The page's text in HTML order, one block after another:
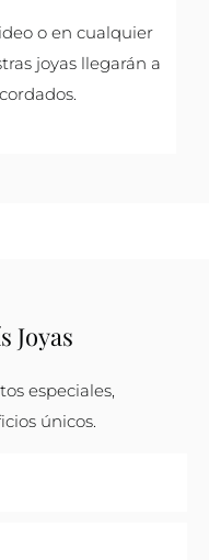
o en cualquier
joyas llegarán a
Joyas
especiales,
únicos.